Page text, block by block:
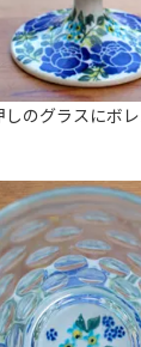
のグラスにボ